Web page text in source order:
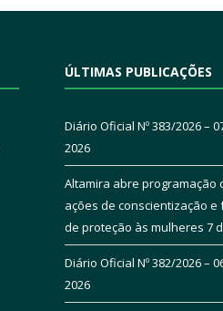
ÚLTIMAS PUBLICAÇÕES
Diário Oficial Nº 383/2026 –
2026
Altamira abre programação
ações de conscientização
de proteção às mulheres 7
Diário Oficial Nº 382/2026 –
2026